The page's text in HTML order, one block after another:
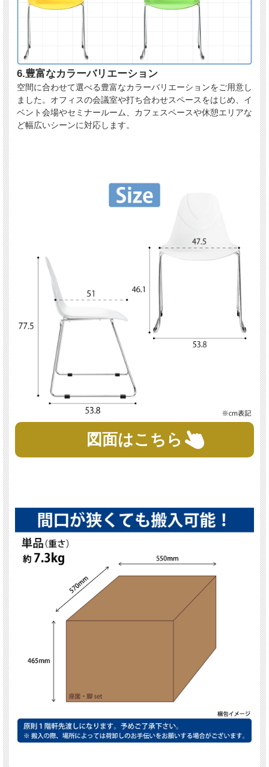
6.豊富なカラーバリエーション
空間に合わせて選べる豊富なカラーバリエーションをご用意し
ました。オフィスの会議室や打ち合わせスペースをはじめ、イ
ベント会場やセミナールーム、カフェスペースや休憩エリアな
ど幅広いシーンに対応します。
図面はこちら